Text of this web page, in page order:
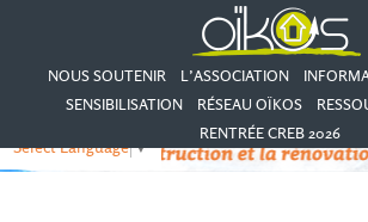
NOUS SOUTENIR L’ASSOCIATION
SENSIBILISATION
RÉSEAU OÏKOS
RENTRÉE CREB 2026
Select Language▼